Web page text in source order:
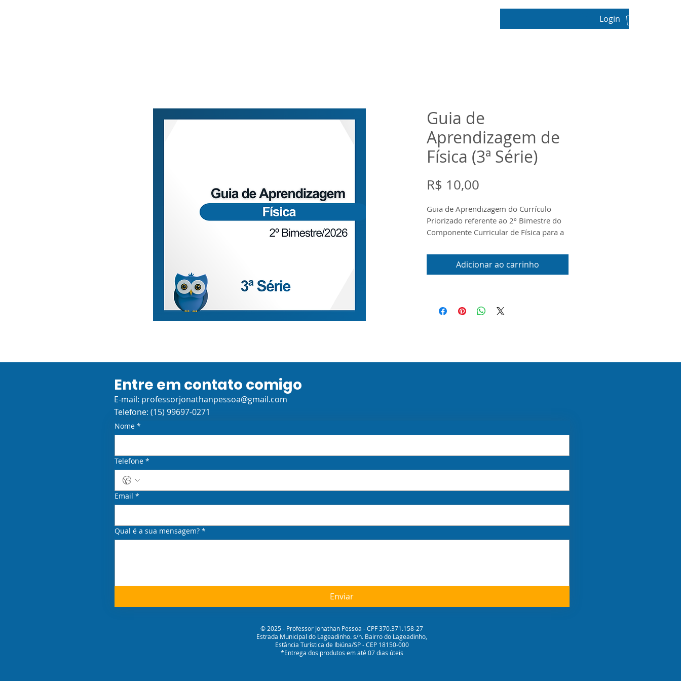
Login
Guia de
Aprendizagem de
Física (3ª Série)
R$ 10,00
Guia de Aprendizagem do Currículo
Priorizado referente ao 2º Bimestre do
Componente Curricular de Física para a
O documento foi produzido conforme o
Guia do Currículo Priorizado, o Escopo e
Adicionar ao carrinho
Entre em contato comigo
E-mail: professorjonathanpessoa@gmail.com
Telefone: (15) 99697-0271
Nome *
Telefone *
Email *
Qual é a sua mensagem? *
Enviar
© 2025 - Professor Jonathan Pessoa - CPF 370.371.158-27
Estrada Municipal do Lageadinho. s/n. Bairro do Lageadinho,
Estância Turística de Ibiúna/SP - CEP 18150-000
*Entrega dos produtos em até 07 dias úteis